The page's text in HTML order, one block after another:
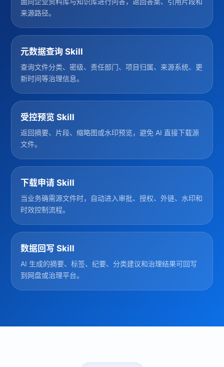
来源路径。
元数据查询 Skill
查询文件分类、密级、责任部门、项目归属、来源系统、更
新时间等治理信息。
受控预览 Skill
返回摘要、片段、缩略图或水印预览，避免 AI 直接下载源
文件。
下载申请 Skill
当业务确需源文件时，自动进入审批、授权、外链、水印和
时效控制流程。
数据回写 Skill
AI 生成的摘要、标签、纪要、分类建议和治理结果可回写
到网盘或治理平台。